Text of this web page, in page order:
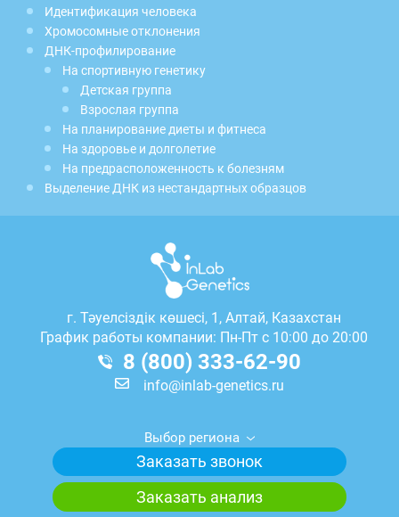
Идентификация человека
Хромосомные отклонения
ДНК-профилирование
На спортивную генетику
Детская группа
Взрослая группа
На планирование диеты и фитнеса
На здоровье и долголетие
На предрасположенность к болезням
Выделение ДНК из нестандартных образцов
г. Тәуелсіздік көшесі, 1, Алтай, Казахстан
График работы компании: Пн-Пт с 10:00 до 20:00
8 (800) 333-62-90
info@inlab-genetics.ru
Выбор региона
Заказать звонок
Заказать анализ